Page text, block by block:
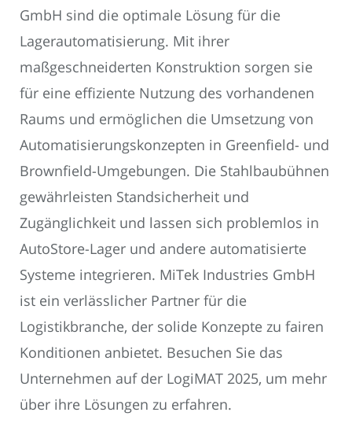
GmbH sind die optimale Lösung für die
Lagerautomatisierung. Mit ihrer
maßgeschneiderten Konstruktion sorgen sie
für eine effiziente Nutzung des vorhandenen
Raums und ermöglichen die Umsetzung von
Automatisierungskonzepten in Greenfield- und
Brownfield-Umgebungen. Die Stahlbaubühnen
gewährleisten Standsicherheit und
Zugänglichkeit und lassen sich problemlos in
AutoStore-Lager und andere automatisierte
Systeme integrieren. MiTek Industries GmbH
ist ein verlässlicher Partner für die
Logistikbranche, der solide Konzepte zu fairen
Konditionen anbietet. Besuchen Sie das
Unternehmen auf der LogiMAT 2025, um mehr
über ihre Lösungen zu erfahren.